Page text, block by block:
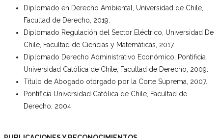
Diplomado en Derecho Ambiental, Universidad de Chile,
Facultad de Derecho, 2019.
Diplomado Regulación del Sector Eléctrico, Universidad De
Chile, Facultad de Ciencias y Matemáticas, 2017.
Diplomado Derecho Administrativo Económico, Pontificia
Universidad Católica de Chile, Facultad de Derecho, 2009.
Título de Abogado otorgado por la Corte Suprema, 2007.
Pontificia Universidad Católica de Chile, Facultad de
Derecho, 2004.